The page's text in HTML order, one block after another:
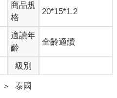
商品規
格
20*15*1.2
適讀年
齡
全齡適讀
級別
＞ 泰國